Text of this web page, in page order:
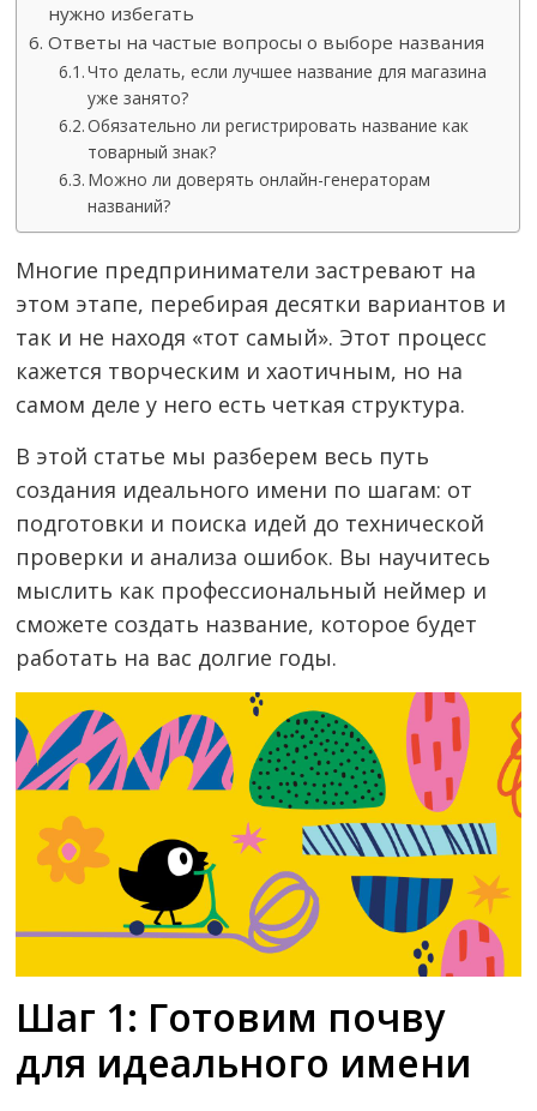
нужно избегать
Ответы на частые вопросы о выборе названия
Что делать, если лучшее название для магазина
уже занято?
Обязательно ли регистрировать название как
товарный знак?
Можно ли доверять онлайн-генераторам
названий?
Многие предприниматели застревают на
этом этапе, перебирая десятки вариантов и
так и не находя «тот самый». Этот процесс
кажется творческим и хаотичным, но на
самом деле у него есть четкая структура.
В этой статье мы разберем весь путь
создания идеального имени по шагам: от
подготовки и поиска идей до технической
проверки и анализа ошибок. Вы научитесь
мыслить как профессиональный неймер и
сможете создать название, которое будет
работать на вас долгие годы.
Шаг 1: Готовим почву
для идеального имени